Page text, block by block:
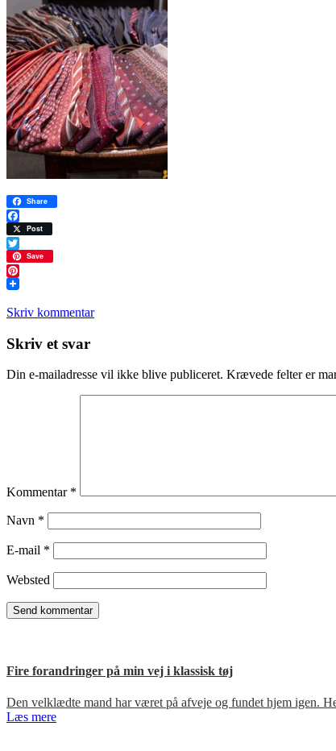
Share
Facebook
Post
Twitter
Save
Pinterest
Skriv kommentar
Læserinteraktioner
Skriv et svar
Din e-mailadresse vil ikke blive publiceret. Krævede felter er
Kommentar *
Navn *
E-mail *
Websted
Fire forandringer på min vej i klassisk tøj
Den velklædte mand har været på afveje og fundet hjem igen.
Læs mere